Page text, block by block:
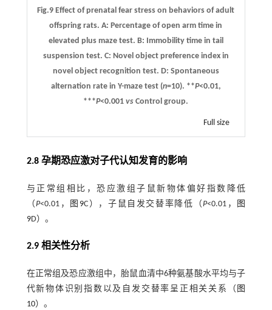
Fig.9 Effect of prenatal fear stress on behaviors of adult
offspring rats.A: Percentage of open arm time in
elevated plus maze test. B: Immobility time in tail
suspension test. C: Novel object preference index in
novel object recognition test. D: Spontaneous
alternation rate in Y-maze test (n=10). **P<0.01,
***P<0.001vs Control group.
Full size
2.8 孕期恐应激对子代认知发育的影响
与正常组相比，恐应激组子鼠新物体偏好指数降低
（P<0.01， 图9C），子鼠自发交替率降低（P<0.01，
图
9D）。
2.9 相关性分析
在正常组及恐应激组中，胎鼠血清中6种氨基酸水平均与子
代新物体识别指数以及自发交替率呈正相关关系（ 图
10）。